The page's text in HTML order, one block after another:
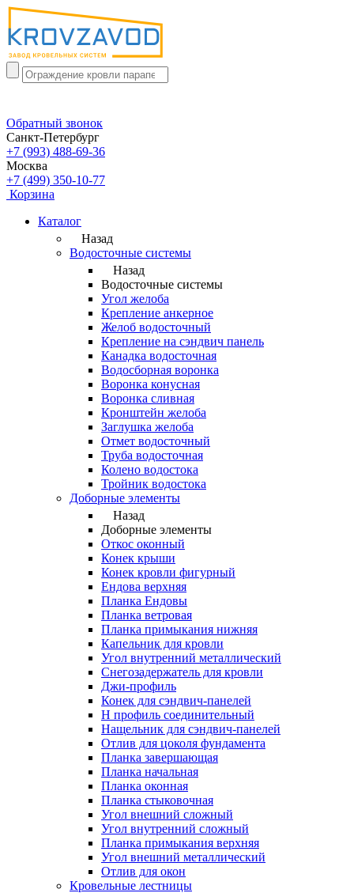
Обратный звонок
Санкт-Петербург
+7 (993) 488-69-36
Москва
+7 (499) 350-10-77
Корзина
Каталог
Назад
Водосточные системы
Назад
Водосточные системы
Угол желоба
Крепление анкерное
Желоб водосточный
Крепление на сэндвич панель
Канадка водосточная
Водосборная воронка
Воронка конусная
Воронка сливная
Кронштейн желоба
Заглушка желоба
Отмет водосточный
Труба водосточная
Колено водостока
Тройник водостока
Доборные элементы
Назад
Доборные элементы
Откос оконный
Конек крыши
Конек кровли фигурный
Ендова верхняя
Планка Ендовы
Планка ветровая
Планка примыкания нижняя
Капельник для кровли
Угол внутренний металлический
Снегозадержатель для кровли
Джи-профиль
Конек для сэндвич-панелей
Н профиль соединительный
Нащельник для сэндвич-панелей
Отлив для цоколя фундамента
Планка завершающая
Планка начальная
Планка оконная
Планка стыковочная
Угол внешний сложный
Угол внутренний сложный
Планка примыкания верхняя
Угол внешний металлический
Отлив для окон
Кровельные лестницы